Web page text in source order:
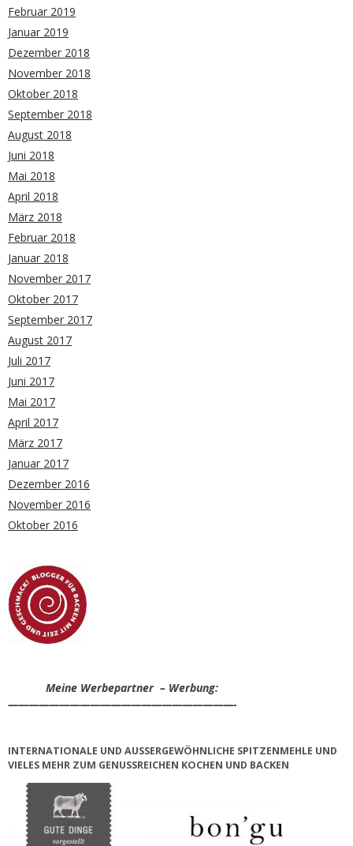
Februar 2019
Januar 2019
Dezember 2018
November 2018
Oktober 2018
September 2018
August 2018
Juni 2018
Mai 2018
April 2018
März 2018
Februar 2018
Januar 2018
November 2017
Oktober 2017
September 2017
August 2017
Juli 2017
Juni 2017
Mai 2017
April 2017
März 2017
Januar 2017
Dezember 2016
November 2016
Oktober 2016
Meine Werbepartner – Werbung:
——————————————————————-
INTERNATIONALE UND AUSSERGEWÖHNLICHE SPITZENMEHLE UND V
IELES MEHR ZUM GENUSSREICHEN KOCHEN UND BACKEN